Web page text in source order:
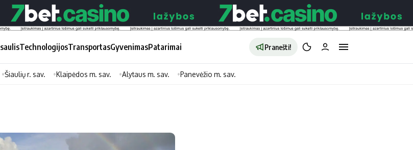
TechnologijosTransportasGyvenimasPatarimai Pranešti!
Druskininkų
Šiaulių r. sav. Klaipėdos m. sav. Alytaus m. sav. Panevėžio m. sav.